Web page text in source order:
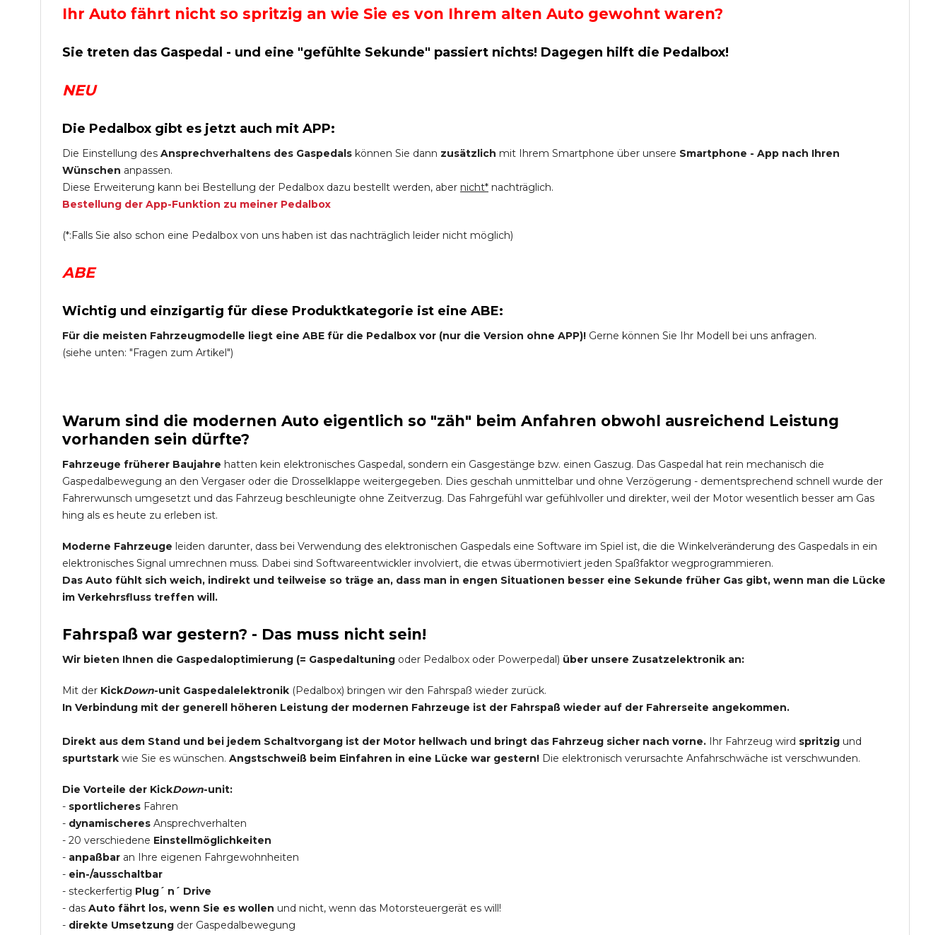
Ihr Auto fährt nicht so spritzig an wie Sie es von Ihrem alten Auto gewohnt waren?
Sie treten das Gaspedal - und eine "gefühlte Sekunde" passiert nichts! Dagegen hilft die Pedalbox!
NEU
Die Pedalbox gibt es jetzt auch mit APP:
Die Einstellung des Ansprechverhaltens des Gaspedals können Sie dann zusätzlich mit Ihrem Smartphone über unsere Smartphone - App nach Ihren
Wünschen anpassen.
Diese Erweiterung kann bei Bestellung der Pedalbox dazu bestellt werden, aber nicht* nachträglich.
Bestellung der App-Funktion zu meiner Pedalbox
(*:Falls Sie also schon eine Pedalbox von uns haben ist das nachträglich leider nicht möglich)
ABE
Wichtig und einzigartig für diese Produktkategorie ist eine ABE:
Für die meisten Fahrzeugmodelle liegt eine ABE für die Pedalbox vor (nur die Version ohne APP)! Gerne können Sie Ihr Modell bei uns anfragen.
(siehe unten: "Fragen zum Artikel")
Warum sind die modernen Auto eigentlich so "zäh" beim Anfahren obwohl ausreichend Leistung
vorhanden sein dürfte?
Fahrzeuge früherer Baujahre hatten kein elektronisches Gaspedal, sondern ein Gasgestänge bzw. einen Gaszug. Das Gaspedal hat rein mechanisch die
Gaspedalbewegung an den Vergaser oder die Drosselklappe weitergegeben. Dies geschah unmittelbar und ohne Verzögerung - dementsprechend schnell wurde der
Fahrerwunsch umgesetzt und das Fahrzeug beschleunigte ohne Zeitverzug. Das Fahrgefühl war gefühlvoller und direkter, weil der Motor wesentlich besser am Gas
hing als es heute zu erleben ist.
Moderne Fahrzeuge leiden darunter, dass bei Verwendung des elektronischen Gaspedals eine Software im Spiel ist, die die Winkelveränderung des Gaspedals in ein
elektronisches Signal umrechnen muss. Dabei sind Softwareentwickler involviert, die etwas übermotiviert jeden Spaßfaktor wegprogrammieren.
Das Auto fühlt sich weich, indirekt und teilweise so träge an, dass man in engen Situationen besser eine Sekunde früher Gas gibt, wenn man die Lücke
im Verkehrsfluss treffen will.
Fahrspaß war gestern? - Das muss nicht sein!
Wir bieten Ihnen die Gaspedaloptimierung (= Gaspedaltuning oder Pedalbox oder Powerpedal) über unsere Zusatzelektronik an:
Mit der KickDown-unit Gaspedalelektronik (Pedalbox) bringen wir den Fahrspaß wieder zurück.
In Verbindung mit der generell höheren Leistung der modernen Fahrzeuge ist der Fahrspaß wieder auf der Fahrerseite angekommen.
Direkt aus dem Stand und bei jedem Schaltvorgang ist der Motor hellwach und bringt das Fahrzeug sicher nach vorne. Ihr Fahrzeug wird spritzig und
spurtstark wie Sie es wünschen. Angstschweiß beim Einfahren in eine Lücke war gestern! Die elektronisch verursachte Anfahrschwäche ist verschwunden.
Die Vorteile der KickDown-unit:
- sportlicheres Fahren
- dynamischeres Ansprechverhalten
- 20 verschiedene Einstellmöglichkeiten
- anpaßbar an Ihre eigenen Fahrgewohnheiten
- ein-/ausschaltbar
- steckerfertig Plug´ n´ Drive
- das Auto fährt los, wenn Sie es wollen und nicht, wenn das Motorsteuergerät es will!
- direkte Umsetzung der Gaspedalbewegung